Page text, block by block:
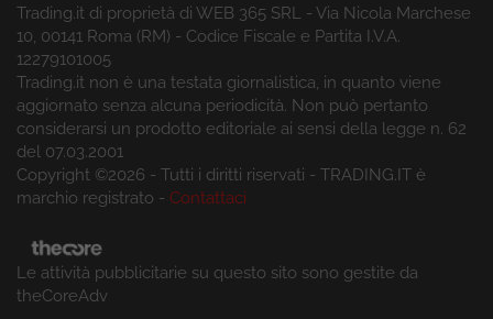
Trading.it di proprietà di WEB 365 SRL - Via Nicola Marchese
10, 00141 Roma (RM) - Codice Fiscale e Partita I.V.A.
12279101005
Trading.it non è una testata giornalistica, in quanto viene
aggiornato senza alcuna periodicità. Non può pertanto
considerarsi un prodotto editoriale ai sensi della legge n. 62
del 07.03.2001
Copyright ©2026 - Tutti i diritti riservati - TRADING.IT è
marchio registrato - Contattaci
Le attività pubblicitarie su questo sito sono gestite da
theCoreAdv